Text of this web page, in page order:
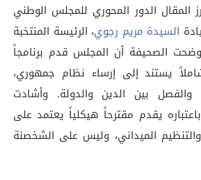
المقال الدور المحوري للمجلس الوطني
السيدة مريم رجوي، الرئيسة المنتخبة
الصحيفة أن المجلس قدم برنامجاً
يستند إلى إرساء نظام جمهوري،
والفصل بين الدين والدولة. وأشادت
يقدم مقترحاً هيكلياً يعتمد على
الميداني، وليس على الشخصنة